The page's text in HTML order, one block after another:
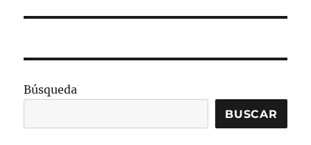
Búsqueda
BUSCAR